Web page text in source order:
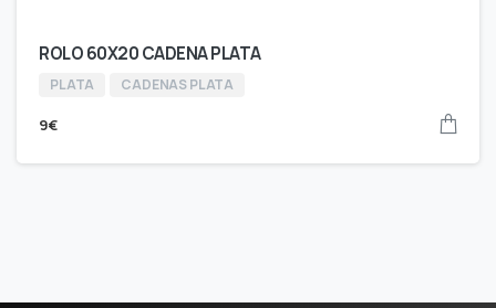
ROLO 60X20 CADENA PLATA
PLATA CADENAS PLATA
9€